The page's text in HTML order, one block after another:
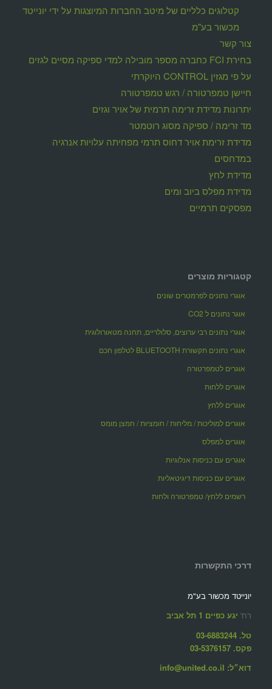
קטלוגים כלליים של מיטב החברות המיוצגות על ידי יונייטד
מכשור בע"מ
צור קשר
בחירת FCI כחברה מספר מובילה למדי ספיקה מסיים לגזים
על פי מגזין CONTROL היוקרתי
חיישן טמפרטורה / רגש טמפרטורה
יתרונות מדידת זרימה תרמית של אויר וגזים
מד זרימה / ספיקה מסוג רוטמטר
מדידת זרימת אויר דחוס תרמי מפחיתה עלויות אנרגיה
במדחסים
מדידת לחץ
מדידת מפלס ביוב ומים
מפסקים תרמיים
קטגוריות מוצרים
אוגרי נתונים לפרמטרים שונים
אוגר נתונים ל CO2
אוגרי נתונים רבי ערוצים, סלולריים, תחנה מטאורולוגית
אוגרי נתונים תקשורת BLUETOOTH לטלפון חכם
אוגרים לטמפרטורה
אוגרים ללחות
אוגרים ללחץ
אוגרים למוליכות / מליחות / חומציות / חמצן מומס
אוגרים למפלס
אוגרים עם כניסות אנלוגיות
אוגרים עם כניסות דיגיטאליות
רשמים ללחץ/ טמפרטורה ולחות
דרכי התקשרות
יונייטד מכשור בע"מ
רח' יגע כפיים 1 תל אביב
טל. 03-6883244
פקס. 03-5376157
דוא״ל: info@united.co.il